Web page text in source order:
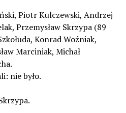
Piotr Kulczewski, Andrzej
Przemysław Skrzypa (89
Konrad Woźniak,
Marciniak, Michał
nie było.